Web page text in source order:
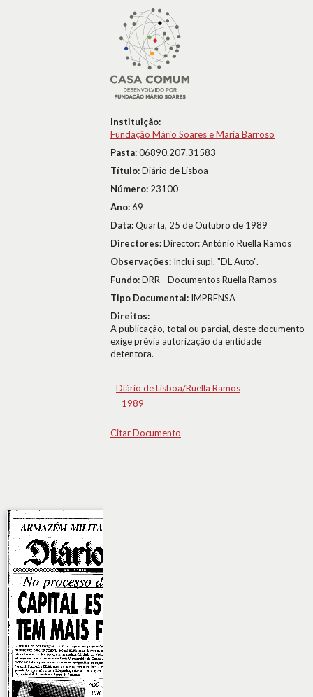
Instituição:
Fundação Mário Soares e Maria Barroso
Pasta:06890.207.31583
Título:Diário de Lisboa
Número: 23100
Ano:69
Data:Quarta, 25 de Outubro de 1989
Directores:Director: António Ruella Ramos
Observações: Inclui supl. "DL Auto".
Fundo:DRR - Documentos Ruella Ramos
Tipo Documental: IMPRENSA
Direitos:
A publicação, total ou parcial, deste documento
exige prévia autorização da entidade
detentora.
Diário de Lisboa/Ruella Ramos
1989
Citar Documento